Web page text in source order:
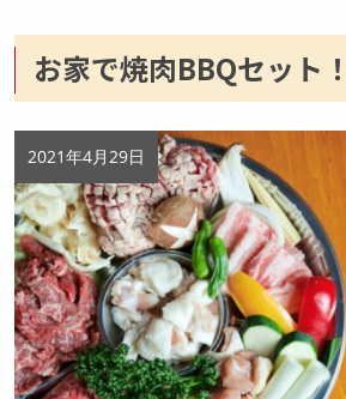
お家で焼肉BBQセット！
2021年4月29日